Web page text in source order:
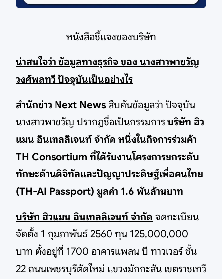
หนังสือชี้แจงของบริษัท
น่าสนใจว่า ข้อมูลทางธุรกิจ ของ นางสาวพาขวัญ
วงศ์พลทวี ปัจจุบันเป็นอย่างไร
สำนักข่าว Next News สืบค้นข้อมูลว่า ปัจจุบัน
นางสาวพาขวัญ ปรากฏชื่อเป็นกรรมการ บริษัท ฮิว
แมน อินเทลลิเจนท์ จำกัด หนึ่งในกิจการร่วมค้า
TH Consortium ที่ได้รับงานโครงการยกระดับ
ทักษะด้านดิจิทัลและปัญญาประดิษฐ์เพื่อคนไทย
(TH-AI Passport) มูลค่า 1.6 พันล้านบาท
บริษัท ฮิวแมน อินเทลลิเจนท์ จำกัด จดทะเบียน
จัดตั้ง 1 กุมภาพันธ์ 2560 ทุน 125,000,000
บาท ตั้งอยู่ที่ 1700 อาคารแพลน บี ทาวเวอร์ ชั้น
22 ถนนเพชรบุรีตัดใหม่ แขวงมักกะสัน เขตราชเทวี